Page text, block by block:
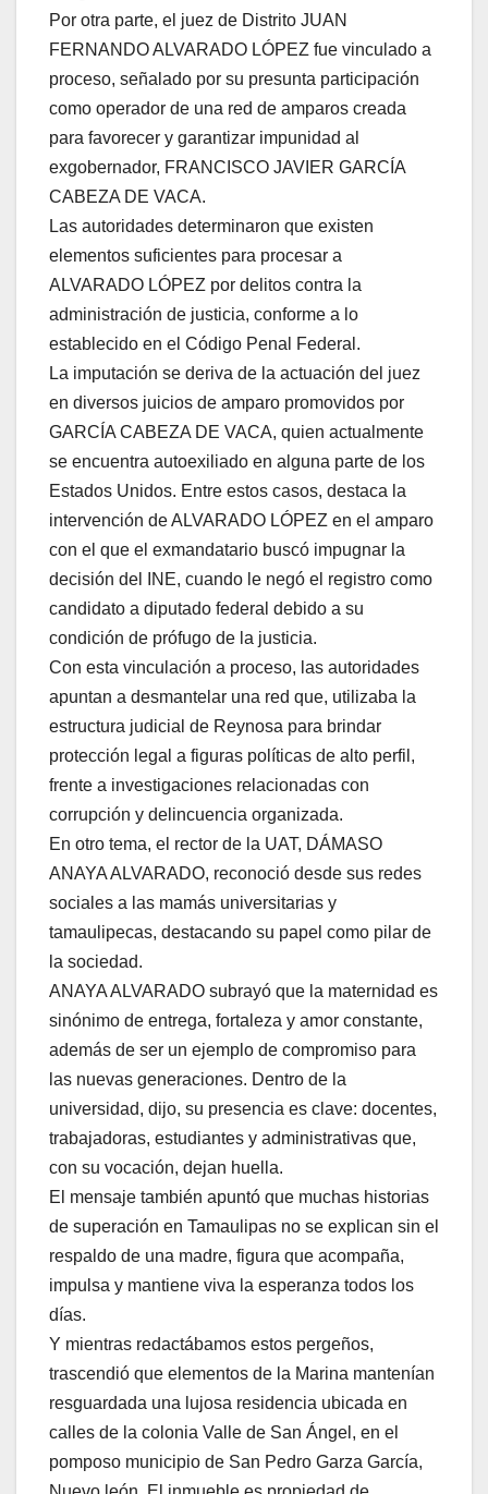
Por otra parte, el juez de Distrito JUAN
FERNANDO ALVARADO LÓPEZ fue vinculado a
proceso, señalado por su presunta participación
como operador de una red de amparos creada
para favorecer y garantizar impunidad al
exgobernador, FRANCISCO JAVIER GARCÍA
CABEZA DE VACA.
Las autoridades determinaron que existen
elementos suficientes para procesar a
ALVARADO LÓPEZ por delitos contra la
administración de justicia, conforme a lo
establecido en el Código Penal Federal.
La imputación se deriva de la actuación del juez
en diversos juicios de amparo promovidos por
GARCÍA CABEZA DE VACA, quien actualmente
se encuentra autoexiliado en alguna parte de los
Estados Unidos. Entre estos casos, destaca la
intervención de ALVARADO LÓPEZ en el amparo
con el que el exmandatario buscó impugnar la
decisión del INE, cuando le negó el registro como
candidato a diputado federal debido a su
condición de prófugo de la justicia.
Con esta vinculación a proceso, las autoridades
apuntan a desmantelar una red que, utilizaba la
estructura judicial de Reynosa para brindar
protección legal a figuras políticas de alto perfil,
frente a investigaciones relacionadas con
corrupción y delincuencia organizada.
En otro tema, el rector de la UAT, DÁMASO
ANAYA ALVARADO, reconoció desde sus redes
sociales a las mamás universitarias y
tamaulipecas, destacando su papel como pilar de
la sociedad.
ANAYA ALVARADO subrayó que la maternidad es
sinónimo de entrega, fortaleza y amor constante,
además de ser un ejemplo de compromiso para
las nuevas generaciones. Dentro de la
universidad, dijo, su presencia es clave: docentes,
trabajadoras, estudiantes y administrativas que,
con su vocación, dejan huella.
El mensaje también apuntó que muchas historias
de superación en Tamaulipas no se explican sin el
respaldo de una madre, figura que acompaña,
impulsa y mantiene viva la esperanza todos los
días.
Y mientras redactábamos estos pergeños,
trascendió que elementos de la Marina mantenían
resguardada una lujosa residencia ubicada en
calles de la colonia Valle de San Ángel, en el
pomposo municipio de San Pedro Garza García,